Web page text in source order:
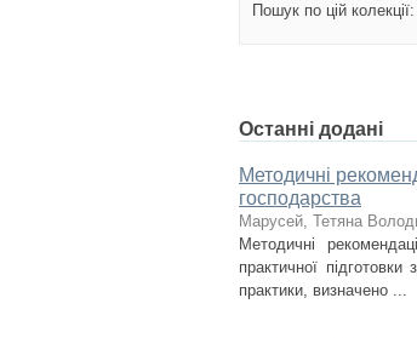
Пошук по цій колекції:
Останні додані
Методичні
господарства
Марусей, Тетяна
Методичні
практичної
практики, визначено ...